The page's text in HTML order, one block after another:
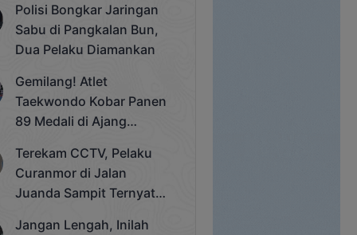
Polisi Bongkar Jaringan
Sabu di Pangkalan Bun,
Dua Pelaku Diamankan
Gemilang! Atlet
Taekwondo Kobar Panen
89 Medali di Ajang
Cup 2025
Terekam CCTV, Pelaku
Curanmor di Jalan
Juanda Sampit Ternyata
Jangan Lengah, Inilah